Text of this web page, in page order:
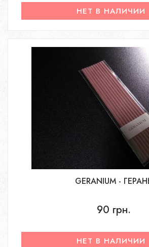
НЕТ В НАЛИЧИИ
GERANIUM -
90 грн.
НЕТ В НАЛИЧИИ